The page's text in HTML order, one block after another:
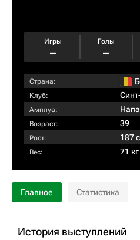
Игры
–
Голы
–
Страна:
Клуб:
Амплуа:
Возраст: 39
Рост: 187
Вес: 71 кг
Главное Статистика
История выступлений